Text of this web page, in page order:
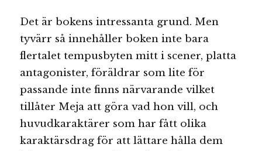
Det är bokens intressanta grund. Men
tyvärr så innehåller boken inte bara
flertalet tempusbyten mitt i scener, platta
antagonister, föräldrar som lite för
passande inte finns närvarande vilket
tillåter Meja att göra vad hon vill, och
huvudkaraktärer som har fått olika
karaktärsdrag för att lättare hålla dem